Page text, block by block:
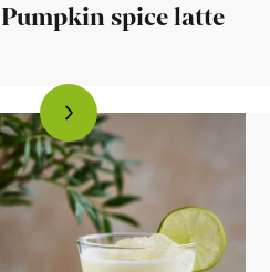
Pumpkin spice latte